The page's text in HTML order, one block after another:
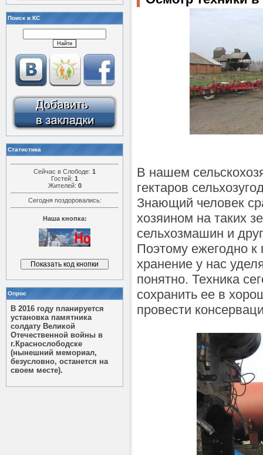
Поиск в КС
Статистика
Сейчас в Слободе: 1
Гостей: 1
Жителей: 0
Сегодня поздоровались:
Наша кнопка:
Опрос
В 2016 году планируется
установка памятника
солдату Великой
Отечественной войны в
г.Краснослободске
(нынешний мемориал,
безусловно, останется на
своем месте).
В нашем
гектаров
Знающий человек
хозяином на таких
сельхозмашин и
Поэтому ежегодно к
хранение у нас
понятно. Техника
сохранить ее в
провести